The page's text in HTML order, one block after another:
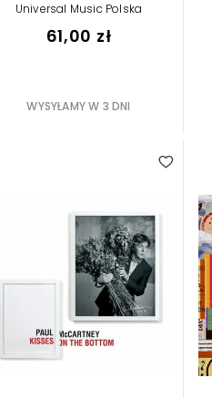
Universal Music Polska
61,00 zł
WYSYŁAMY W 3 DNI